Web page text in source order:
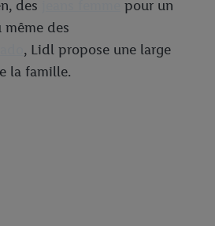
des
pour un
des
, Lidl propose une large
la famille.